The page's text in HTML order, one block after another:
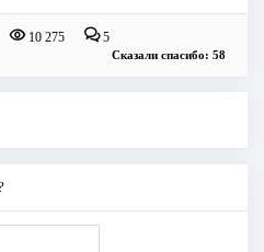
10 275 5
Сказали спасибо: 58